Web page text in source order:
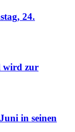
24.
wird zur
in seinen